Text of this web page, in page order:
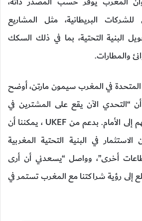
البريطانية، مثل المشاريع
البنية التحتية، بما في ذلك السكك
والمطارات.
في المغرب سيمون مارتن، أوضح
“التحدي الآن يقع على المشترين في
المغرب لدفع مشاريعهم إلى الأمام. بدعم من UKEF ، يمكننا أن
في البنية التحتية المغربية
أخرى”، وواصل “يسعدني أن أرى
إلى رؤية شراكتنا مع المغرب تستمر في